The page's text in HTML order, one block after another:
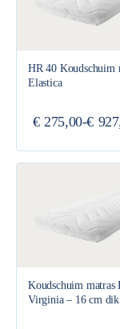
HR 40 Koudschuim
Elastica
€ 275,00-€
Koudschuim matras HR60
Virginia – 16 cm dik